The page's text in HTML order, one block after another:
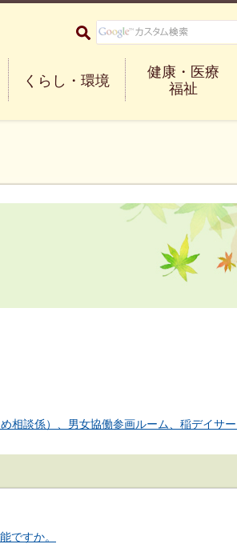
City
くらし・環境
健康・医療
福祉
相談係）、男女協働参画ルーム、稲デイサ
ですか。